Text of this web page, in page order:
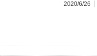
2020/6/26